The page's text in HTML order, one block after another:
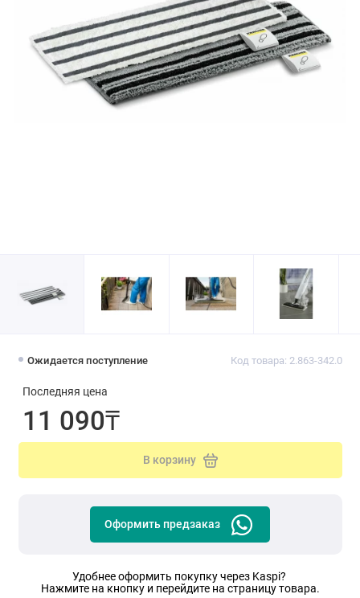
Ожидается поступление Код товара: 2.863-342.0
Последняя цена
11 090₸
В корзину
Оформить предзаказ
Удобнее оформить покупку через Kaspi?
Нажмите на кнопку и перейдите на страницу товара.